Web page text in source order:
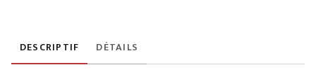
DESCRIPTIF DÉTAILS